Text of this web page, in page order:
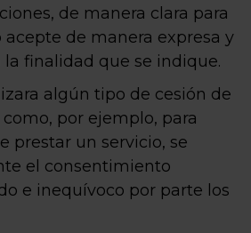
de manera clara para
acepte de manera expresa y
finalidad que se indique.
algún tipo de cesión de
por ejemplo, para
prestar un servicio, se
el consentimiento
e inequívoco por parte los